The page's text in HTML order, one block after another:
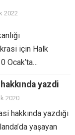
2022
için Halk
Ocak’ta…
yazdi
2020
hakkında yazdığı
yaşayan